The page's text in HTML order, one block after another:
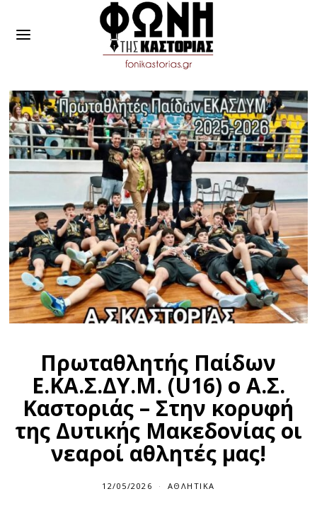
Πρωταθλητής Παίδων
Ε.ΚΑ.Σ.ΔΥ.Μ. (U16) ο Α.Σ.
Καστοριάς – Στην κορυφή
της Δυτικής Μακεδονίας οι
νεαροί αθλητές μας!
12/05/2026 ΑΘΛΗΤΙΚΆ